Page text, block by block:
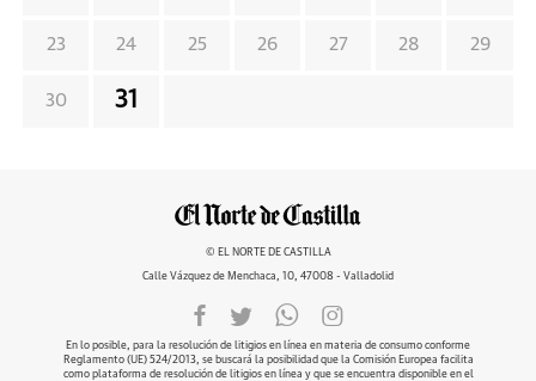
23 24 25 26 27 28 29
30 31
© EL NORTE DE CASTILLA
Calle Vázquez de Menchaca, 10, 47008 - Valladolid
En lo posible, para la resolución de litigios en línea en materia de consumo conforme
Reglamento (UE) 524/2013, se buscará la posibilidad que la Comisión Europea facilita
como plataforma de resolución de litigios en línea y que se encuentra disponible en el